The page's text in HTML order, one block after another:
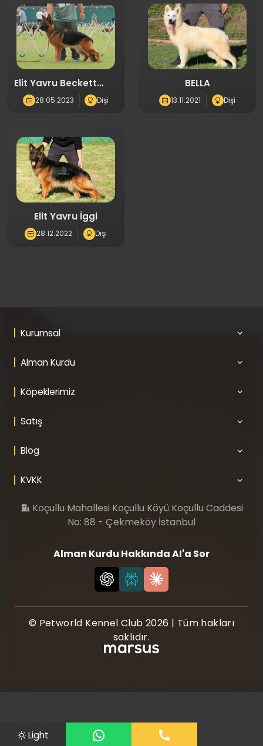
Elit Yavru Beckett
487728.05.2023 Dişi
BELLA
13.11.2021 Dişi
Elit Yavru İggi
28.12.2022 Dişi
Kurumsal
Alman Kurdu
Köpeklerimiz
Satış
Blog
KVKK
Koçullu Mahallesi Koçullu Köyü Koçullu Caddesi
No: 88 - Çekmeköy İstanbul
Alman Kurdu Hakkında AI'a Sor
© Petworld Kennel Club 2026 | Tüm hakları
saklıdır.
Light